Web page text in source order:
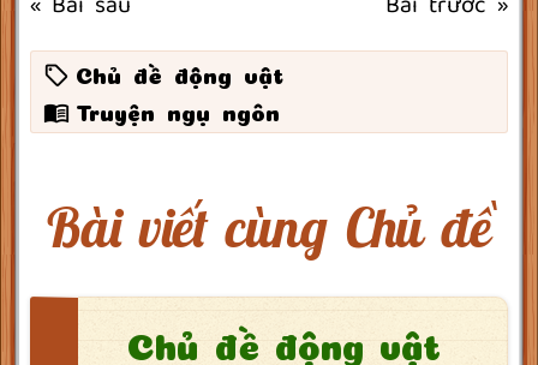
Chủ đề động vật
Truyện ngụ ngôn
Bài viết cùng Chủ đề
Chủ đề động vật